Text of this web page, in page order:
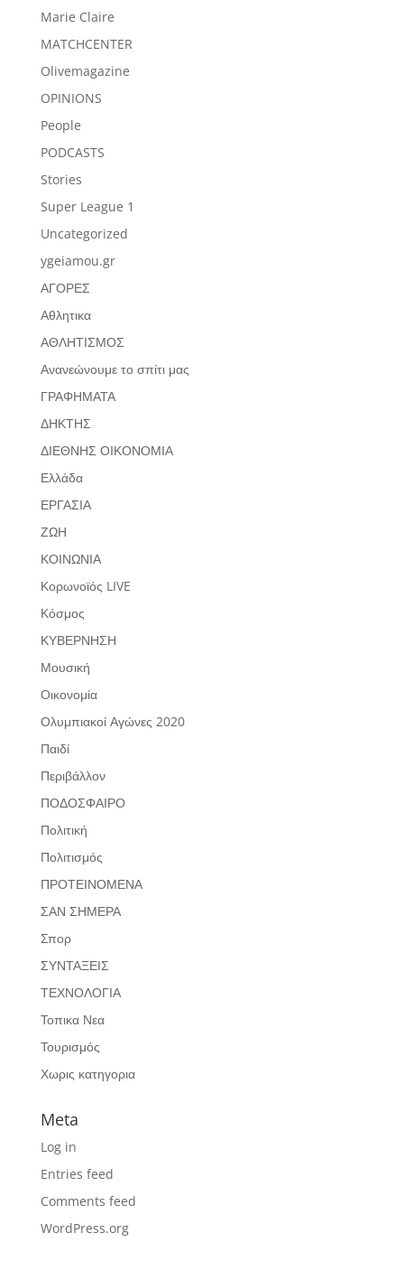
Marie Claire
MATCHCENTER
Olivemagazine
OPINIONS
People
PODCASTS
Stories
Super League 1
Uncategorized
ygeiamou.gr
ΑΓΟΡΕΣ
Αθλητικα
ΑΘΛΗΤΙΣΜΟΣ
Ανανεώνουμε το σπίτι μας
ΓΡΑΦΗΜΑΤΑ
ΔΗΚΤΗΣ
ΔΙΕΘΝΗΣ ΟΙΚΟΝΟΜΙΑ
Ελλάδα
ΕΡΓΑΣΙΑ
ΖΩΗ
ΚΟΙΝΩΝΙΑ
Κορωνοϊός LIVE
Κόσμος
ΚΥΒΕΡΝΗΣΗ
Μουσική
Οικονομία
Ολυμπιακοί Αγώνες 2020
Παιδί
Περιβάλλον
ΠΟΔΟΣΦΑΙΡΟ
Πολιτική
Πολιτισμός
ΠΡΟΤΕΙΝΟΜΕΝΑ
ΣΑΝ ΣΗΜΕΡΑ
Σπορ
ΣΥΝΤΑΞΕΙΣ
ΤΕΧΝΟΛΟΓΙΑ
Τοπικα Νεα
Τουρισμός
Χωρις κατηγορια
Meta
Log in
Entries feed
Comments feed
WordPress.org